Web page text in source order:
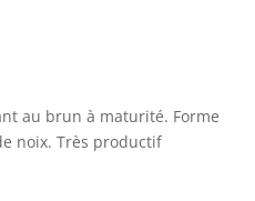
au brun à maturité. Forme
noix. Très productif